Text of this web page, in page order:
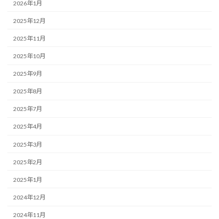
2026年1月
2025年12月
2025年11月
2025年10月
2025年9月
2025年8月
2025年7月
2025年4月
2025年3月
2025年2月
2025年1月
2024年12月
2024年11月